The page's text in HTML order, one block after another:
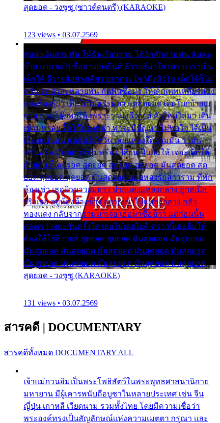
สุดยอด - วงซูซู (ซาวด์ดนตรี) (KARAOKE)
123 views • 03.07.2569
พ่อส่งเงินสามพัน ให้ฉันเรียนราม ได้อีกสักสามพัน ฉันคง
บ๊าย บาย จะไปซื้อกางเกงยีนส์ ลีวายส์มาใส่ เพราะเราเป็น
เด็กใต้ ลีวายส์อย่างเดียว อยากจะโชว์ถึงหิวโซ เด็กใต้ก็ไม่
หวั่น ตกตัวละหลายพัน กัดฟันซื้อมา ให้เด็กเทพเหลียวมอง
และต้องรู้ว่า เด็กใต้ไม่ธรรมดา แต่สุดยอด เดินโยกย้ายเย
ยวน กวนโอ๊ยพอได้ เพราะว่านุ่งลีวายส์ ตัวใหม่ใส่มา เดิน
เข้ามหาลัย จิ๊กโก๊มองหน้า ท่าจะมีปัญหา ไม่พอใจ ได้เป็น
เรื่องแน่นอน แต่ฉันไม่หวั่น เลยแหลงใต้ถามมัน ว่ามัน
พรั่นพรือ มันตอบว่าไม่พรื่อ เปลี่ยนเป็นยิ้มให้ เจอะเด็กใต้
ด้วยกัน ก็เลยรอด สุดยอด สุดยอด สุดยอด มันสุดยอด สุด
ยอด สุดยอด สุดยอด มันสุดยอด แอบหลงรักสาวราม ที่พัก
ห้องเช่า เธอผิวขาวผมยาว ปากแดงแหลงกลาง ถูกสเป็ก
จริงเธอ อยู่ห้องข้างข้าง อยากเข้าไปแหลงกลาง กลัว
ทองแดง กลับจากรามมาเจอ เธอมาซื้อข้าว แต่ก่อนนั้น
สองเรา เจอะกันครั้งใด เธอไม่เคยไยดี คราวนี้เธอยิ้มให้
ต้องให้ใส่ลีวายส์ สุดยอด สุดยอด มันสุดยอด มันสุดยอด
มันสุดยอด มันสุดยอด มันสุดยอด มันสุดยอด มันสุดยอด
มันสุดยอด มันสุดยอด มันสุดยอด มันสุดยอด มันสุดยอด
สุดยอด - วงซูซู (KARAOKE)
131 views • 03.07.2569
สารคดี | DOCUMENTARY
สารคดีทั้งหมด DOCUMENTARY ALL
เจ้าแม่กวนอิมเป็นพระโพธิสัตว์ในพระพุทธศาสนานิกาย
มหายาน มีผู้เคารพนับถือบูชาในหลายประเทศ เช่น จีน
ญี่ปุ่น เกาหลี เวียดนาม รวมทั้งไทย โดยมีความเชื่อว่า
พระองค์ทรงเป็นสัญลักษณ์แห่งความเมตตา กรุณา และ